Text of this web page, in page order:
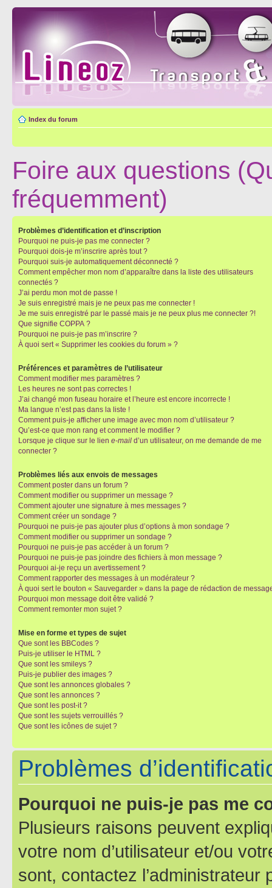
Index du forum
Foire aux questions
fréquemment)
Problèmes d’identification et d’inscription
Pourquoi ne puis-je pas me connecter ?
Pourquoi dois-je m’inscrire après tout ?
Pourquoi suis-je automatiquement déconnecté ?
Comment empêcher mon nom d’apparaître dans la liste des utilisateurs
connectés ?
J’ai perdu mon mot de passe !
Je suis enregistré mais je ne peux pas me connecter !
Je me suis enregistré par le passé mais je ne peux plus me connecter ?!
Que signifie COPPA ?
Pourquoi ne puis-je pas m’inscrire ?
À quoi sert « Supprimer les cookies du forum » ?
Préférences et paramètres de l’utilisateur
Comment modifier mes paramètres ?
Les heures ne sont pas correctes !
J’ai changé mon fuseau horaire et l’heure est encore incorrecte !
Ma langue n’est pas dans la liste !
Comment puis-je afficher une image avec mon nom d’utilisateur ?
Qu’est-ce que mon rang et comment le modifier ?
Lorsque je clique sur le lien e-mail d’un utilisateur, on me demande de me
connecter ?
Problèmes liés aux envois de messages
Comment poster dans un forum ?
Comment modifier ou supprimer un message ?
Comment ajouter une signature à mes messages ?
Comment créer un sondage ?
Pourquoi ne puis-je pas ajouter plus d’options à mon sondage ?
Comment modifier ou supprimer un sondage ?
Pourquoi ne puis-je pas accéder à un forum ?
Pourquoi ne puis-je pas joindre des fichiers à mon message ?
Pourquoi ai-je reçu un avertissement ?
Comment rapporter des messages à un modérateur ?
À quoi sert le bouton « Sauvegarder » dans la page de rédaction de
Pourquoi mon message doit être validé ?
Comment remonter mon sujet ?
Mise en forme et types de sujet
Que sont les BBCodes ?
Puis-je utiliser le HTML ?
Que sont les smileys ?
Puis-je publier des images ?
Que sont les annonces globales ?
Que sont les annonces ?
Que sont les post-it ?
Que sont les sujets verrouillés ?
Que sont les icônes de sujet ?
Problèmes
Pourquoi ne puis-je pas me
Plusieurs raisons peuvent
votre nom d’utilisateur et/ou
sont, contactez l’administrateur